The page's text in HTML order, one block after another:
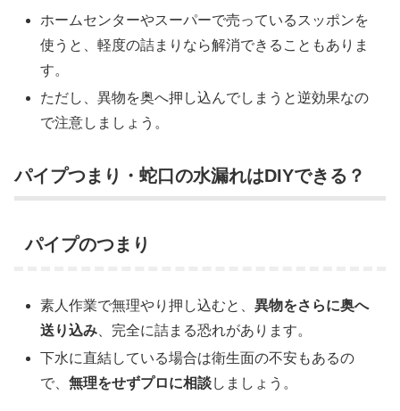
ホームセンターやスーパーで売っているスッポンを
使うと、軽度の詰まりなら解消できることもありま
す。
ただし、異物を奥へ押し込んでしまうと逆効果なの
で注意しましょう。
パイプつまり・蛇口の水漏れはDIYできる？
パイプのつまり
素人作業で無理やり押し込むと、異物をさらに奥へ
送り込み 、完全に詰まる恐れがあります。
下水に直結している場合は衛生面の不安もあるの
で、無理をせずプロに相談しましょう。